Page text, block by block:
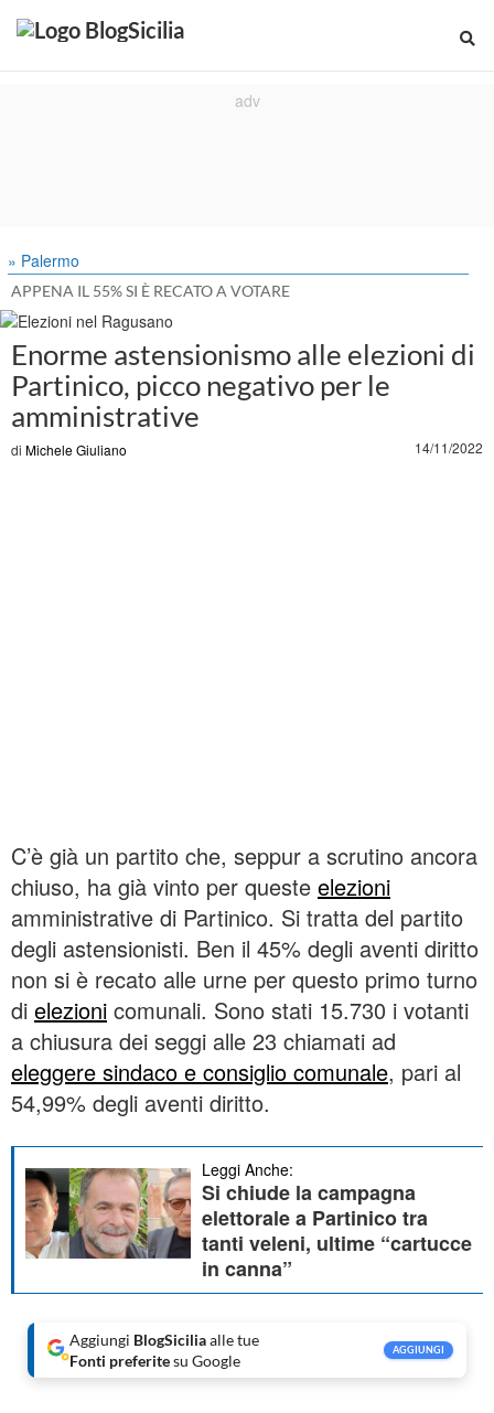
» Palermo
APPENA IL 55% SI È RECATO A VOTARE
Enorme astensionismo alle elezioni di
Partinico, picco negativo per le
amministrative
di Michele Giuliano 14/11/2022
C’è già un partito che, seppur a scrutino ancora
chiuso, ha già vinto per queste elezioni
amministrative di Partinico. Si tratta del partito
degli astensionisti. Ben il 45% degli aventi diritto
non si è recato alle urne per questo primo turno
di elezioni comunali. Sono stati 15.730 i votanti
a chiusura dei seggi alle 23 chiamati ad
eleggere sindaco e consiglio comunale, pari al
54,99% degli aventi diritto.
Leggi Anche:
Si chiude la campagna
elettorale a Partinico tra
tanti veleni, ultime “cartucce
in canna”
Aggiungi BlogSiciliaalle tue
Fonti preferitesu Google
AGGIUNGI